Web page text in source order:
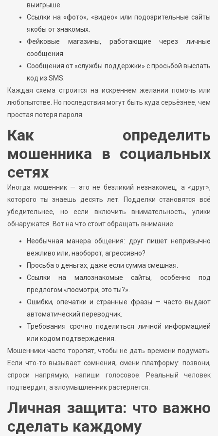
выигрыше.
Ссылки на «фото», «видео» или подозрительные сайты
якобы от знакомых.
Фейковые магазины, работающие через личные
сообщения.
Сообщения от «службы поддержки» с просьбой выслать
код из SMS.
Каждая схема строится на искреннем желании помочь или
любопытстве. Но последствия могут быть куда серьёзнее, чем
простая потеря пароля.
Как определить
мошенника в социальных
сетях
Иногда мошенник — это не безликий незнакомец, а «друг»,
которого ты знаешь десять лет. Подделки становятся всё
убедительнее, но если включить внимательность, улики
обнаружатся. Вот на что стоит обращать внимание:
Необычная манера общения: друг пишет непривычно
вежливо или, наоборот, агрессивно?
Просьба о деньгах, даже если сумма смешная.
Ссылки на малознакомые сайты, особенно под
предлогом «посмотри, это ты?».
Ошибки, опечатки и странные фразы — часто выдают
автоматический переводчик.
Требования срочно поделиться личной информацией
или кодом подтверждения.
Мошенники часто торопят, чтобы не дать времени подумать.
Если что-то вызывает сомнения, смени платформу: позвони,
спроси напрямую, напиши голосовое. Реальный человек
подтвердит, а злоумышленник растеряется.
Личная защита: что важно
сделать каждому